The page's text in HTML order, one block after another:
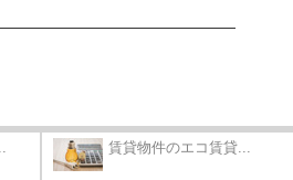
賃貸物件のエコ賃貸...